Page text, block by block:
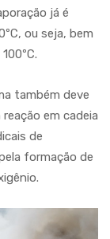
já é
ou seja, bem
também deve
em cadeia
de
formação de